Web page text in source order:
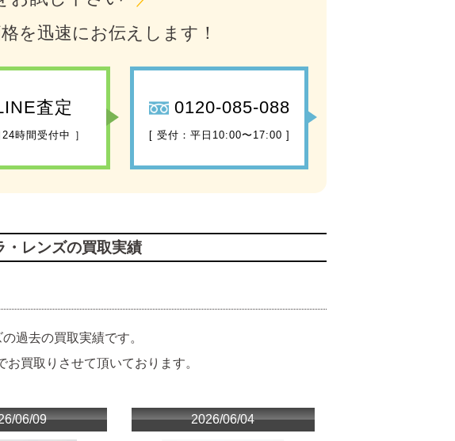
を迅速にお伝えします！
査定
24時間受付中 ］
0120-085-088
[ 受付：平日10:00〜17:00 ]
・レンズの買取実績
過去の買取実績です。
買取りさせて頂いております。
06/09 2026/06/04